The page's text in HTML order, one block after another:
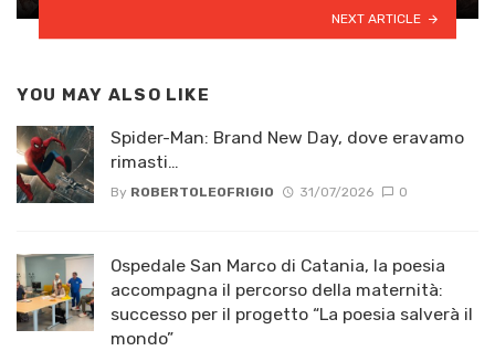
NEXT ARTICLE
YOU MAY ALSO LIKE
Spider-Man: Brand New Day, dove eravamo
rimasti…
By ROBERTOLEOFRIGIO 31/07/2026 0
Ospedale San Marco di Catania, la poesia
accompagna il percorso della maternità:
successo per il progetto “La poesia salverà il
mondo”